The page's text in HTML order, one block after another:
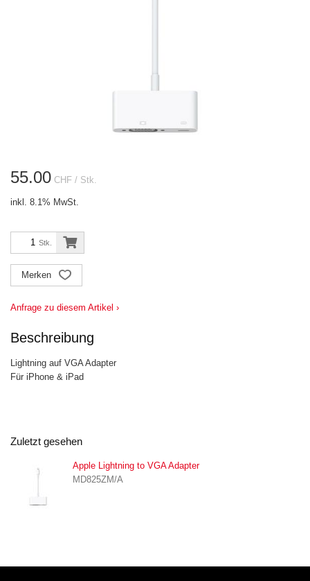
55.00 CHF / Stk.
inkl. 8.1% MwSt.
Stk.
Merken
Anfrage zu diesem Artikel ›
Beschreibung
Lightning auf VGA Adapter
Für iPhone & iPad
Zuletzt gesehen
Apple Lightning to VGA Adapter
MD825ZM/A